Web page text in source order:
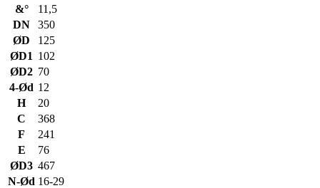
&°
11,5
DN
350
ØD
125
ØD1 102
ØD2 70
4-Ød 12
H
20
C
368
F
241
E
76
ØD3 467
N-Ød 16-29